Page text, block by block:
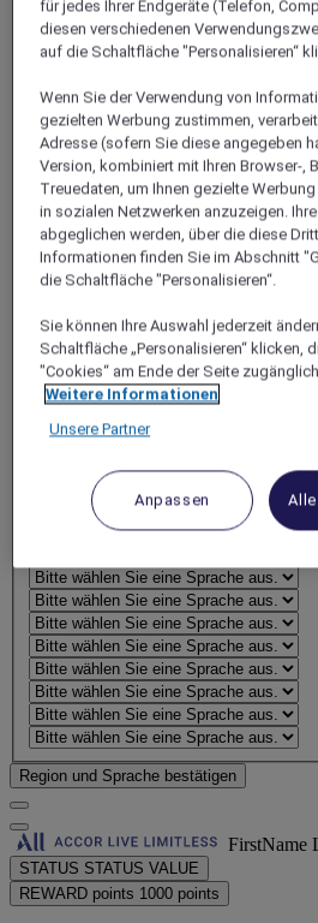
Region und Sprache bestätigen
FirstName
STATUS STATUS VALUE
REWARD points 1000 points
für jedes Ihrer Endgeräte (Telefon,
diesen verschiedenen
auf die Schaltfläche "Personalisieren“
Wenn Sie der Verwendung von
gezielten Werbung zustimmen,
Adresse (sofern Sie diese angegeben
Version, kombiniert mit Ihren Browser-,
Treuedaten, um Ihnen gezielte
in sozialen Netzwerken anzuzeigen.
abgeglichen werden, über die diese
Informationen finden Sie im Abschnitt
die Schaltfläche "Personalisieren“.
Sie können Ihre Auswahl jederzeit
Schaltfläche „Personalisieren“ klicken,
"Cookies“ am Ende der Seite
Weitere Informationen
Unsere Partner
Anpassen